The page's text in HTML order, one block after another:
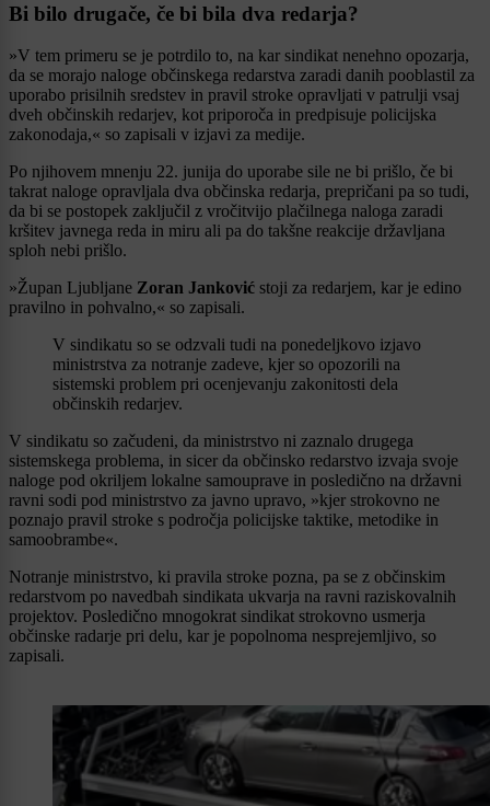
Bi bilo drugače, če bi bila dva redarja?
»V tem primeru se je potrdilo to, na kar sindikat nenehno opozarja,
da se morajo naloge občinskega redarstva zaradi danih pooblastil za
uporabo prisilnih sredstev in pravil stroke opravljati v patrulji vsaj
dveh občinskih redarjev, kot priporoča in predpisuje policijska
zakonodaja,« so zapisali v izjavi za medije.
Po njihovem mnenju 22. junija do uporabe sile ne bi prišlo, če bi
takrat naloge opravljala dva občinska redarja, prepričani pa so tudi,
da bi se postopek zaključil z vročitvijo plačilnega naloga zaradi
kršitev javnega reda in miru ali pa do takšne reakcije državljana
sploh nebi prišlo.
»Župan Ljubljane Zoran Janković stoji za redarjem, kar je edino
pravilno in pohvalno,« so zapisali.
V sindikatu so se odzvali tudi na ponedeljkovo izjavo
ministrstva za notranje zadeve, kjer so opozorili na
sistemski problem pri ocenjevanju zakonitosti dela
občinskih redarjev.
V sindikatu so začudeni, da ministrstvo ni zaznalo drugega
sistemskega problema, in sicer da občinsko redarstvo izvaja svoje
naloge pod okriljem lokalne samouprave in posledično na državni
ravni sodi pod ministrstvo za javno upravo, »kjer strokovno ne
poznajo pravil stroke s področja policijske taktike, metodike in
samoobrambe«.
Notranje ministrstvo, ki pravila stroke pozna, pa se z občinskim
redarstvom po navedbah sindikata ukvarja na ravni raziskovalnih
projektov. Posledično mnogokrat sindikat strokovno usmerja
občinske radarje pri delu, kar je popolnoma nesprejemljivo, so
zapisali.